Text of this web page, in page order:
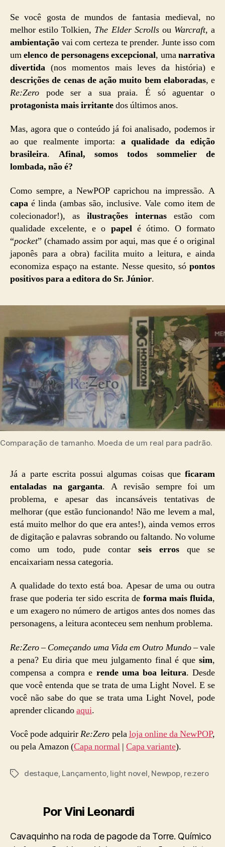
Se você gosta de mundos de fantasia medieval, no
melhor estilo Tolkien, The Elder Scrollsou Warcraft, a
ambientação vai com certeza te prender. Junte isso com
umelenco de personagens excepcional, umanarrativa
divertida (nos momentos mais leves da história) e
descrições de cenas de ação muito bem elaboradas, e
Re:Zero pode ser a sua praia. É só aguentar o
protagonista mais irritantedos últimos anos.
Mas, agora que o conteúdo já foi analisado, podemos ir
ao que realmente importa: a qualidade da edição
brasileira. Afinal, somos todos sommelier de
lombada, não é?
Como sempre, a NewPOP caprichou na impressão. A
capa é linda (ambas são, inclusive. Vale como item de
colecionador!), as ilustrações internas estão com
qualidade excelente, e o papelé ótimo. O formato
“pocket” (chamado assim por aqui, mas que é o original
japonês para a obra) facilita muito a leitura, e ainda
economiza espaço na estante. Nesse quesito, só pontos
positivos para a editora do Sr. Júnior.
Comparação de tamanho. Moeda de um real para padrão.
Já a parte escrita possui algumas coisas que ficaram
entaladas na garganta. A revisão sempre foi um
problema, e apesar das incansáveis tentativas de
melhorar (que estão funcionando! Não me levem a mal,
está muito melhor do que era antes!), ainda vemos erros
de digitação e palavras sobrando ou faltando. No volume
como um todo, pude contar seis erros que se
encaixariam nessa categoria.
A qualidade do texto está boa. Apesar de uma ou outra
frase que poderia ter sido escrita de forma mais fluida,
e um exagero no número de artigos antes dos nomes das
personagens, a leitura aconteceu sem nenhum problema.
Re:Zero – Começando uma Vida em Outro Mundo– vale
a pena? Eu diria que meu julgamento final é que sim,
compensa a compra e rende uma boa leitura. Desde
que você entenda que se trata de uma Light Novel. E se
você não sabe do que se trata uma Light Novel, pode
aprender clicandoaqui.
Você pode adquirirRe:Zero pelaloja online da NewPOP,
ou pela Amazon (Capa normal | Capa variante).
Tagsdestaque, Lançamento, light novel, Newpop, re:zero
Por Vini Leonardi
Cavaquinho na roda de pagode da Torre. Químico